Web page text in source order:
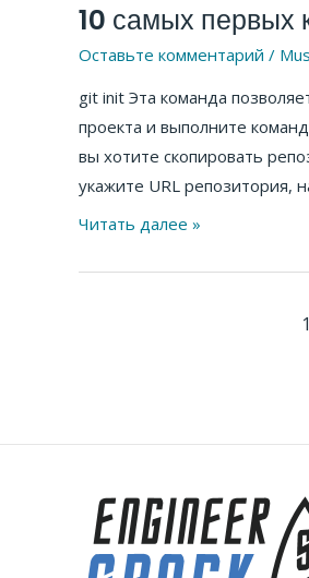
10 самых первых
Оставьте комментарий /
git init Эта команда
проекта и выполните
вы хотите скопировать
укажите URL репозитория,
10
самых
команд
git
которые
нужно
освоить
Читать далее »
1